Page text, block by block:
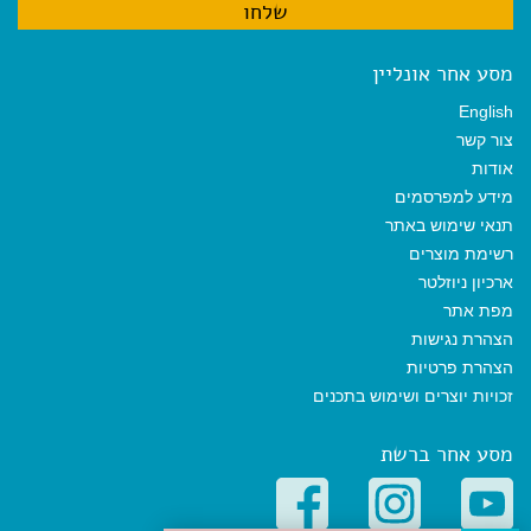
מסע אחר אונליין
English
צור קשר
אודות
מידע למפרסמים
תנאי שימוש באתר
רשימת מוצרים
ארכיון ניוזלטר
מפת אתר
הצהרת נגישות
הצהרת פרטיות
זכויות יוצרים ושימוש בתכנים
מסע אחר ברשת